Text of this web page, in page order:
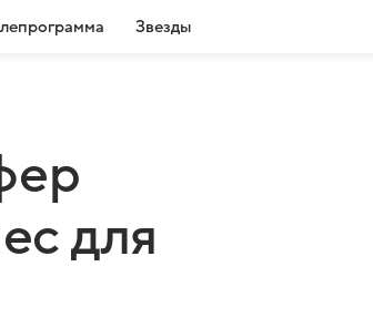
Звезды
для